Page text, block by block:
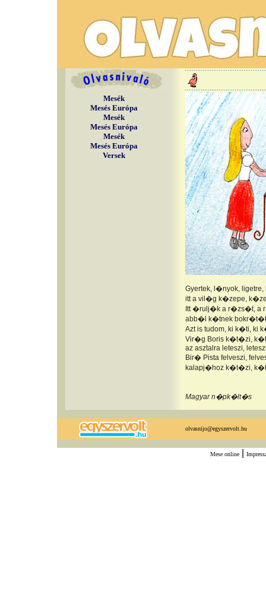
Mesék
Mesés Európa
Mesék
Mesés Európa
Mesék
Mesés Európa
Versek
Gyertek, l�nyok, ligetre,
itt a vil�g k�zepe,
Itt �rulj�k a r�zs�t, a
abb�l k�tnek
Azt is tudom, ki k�ti, ki
Vir�g Boris k�t�zi,
az asztalra leteszi,
Bir� Pista felveszi,
kalapj�hoz k�t�zi,
Magyar n�pk�lt�s
olvasnijo@egyszervolt.hu
Mese online|